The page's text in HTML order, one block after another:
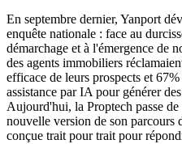
En septembre dernier, Yanport
enquête nationale : face au
démarchage et à l'émergence de
des agents immobiliers
efficace de leurs prospects et
assistance par IA pour générer
Aujourd'hui, la Proptech passe
nouvelle version de son parcours
conçue trait pour trait pour